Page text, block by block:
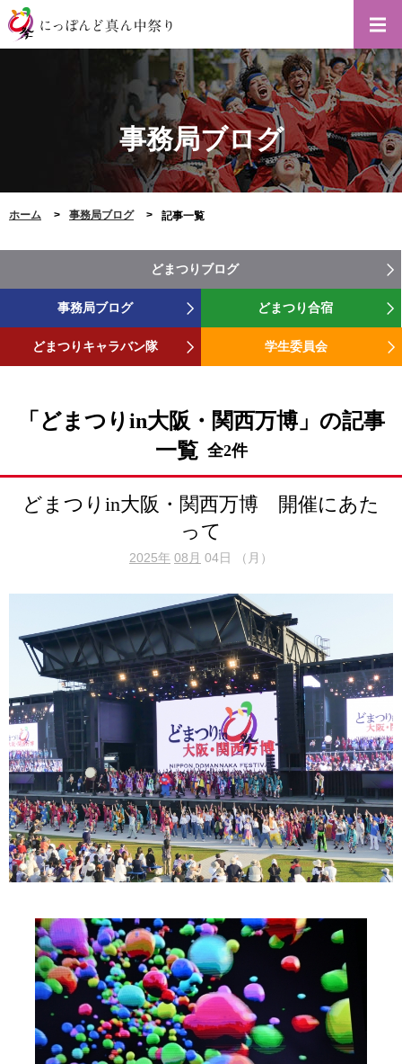
事務局ブログ
ホーム 事務局ブログ 記事一覧
どまつりブログ
事務局ブログ どまつり合宿
どまつりキャラバン隊 学生委員会
「どまつりin大阪・関西万博」の記事
一覧 全2件
どまつりin大阪・関西万博 開催にあた
って
2025年 08月 04日 （月）